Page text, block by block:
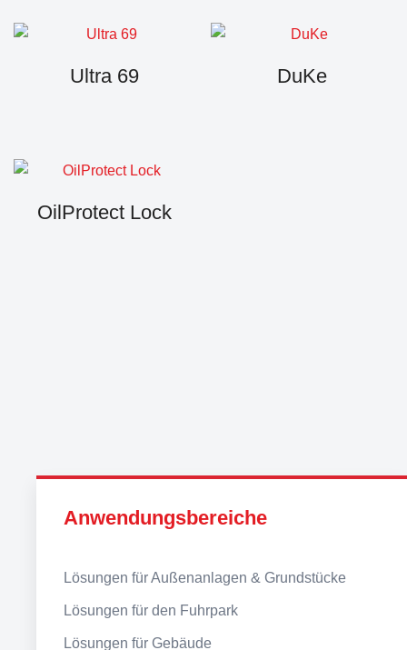
Ultra 69 DuKe
OilProtect Lock
Anwendungsbereiche
Lösungen für Außenanlagen & Grundstücke
Lösungen für den Fuhrpark
Lösungen für Gebäude